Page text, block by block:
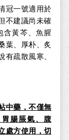
冠一號適用於
不建議尚未確
含黃芩、魚腥
葉、厚朴、炙
疏散風寒、
中藥，不僅無
腸脹氣、腹
處方使用，切